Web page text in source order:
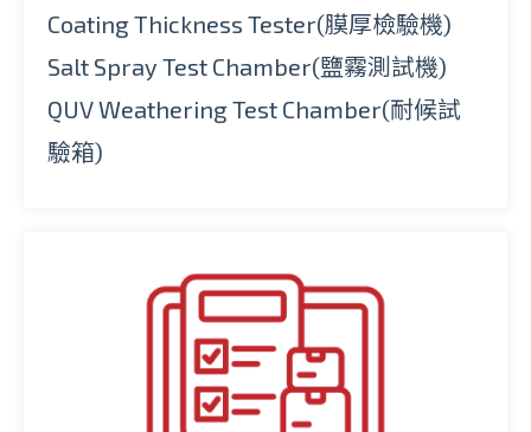
Coating Thickness Tester(膜厚檢驗機)
Salt Spray Test Chamber(鹽霧測試機)
QUV Weathering Test Chamber(耐候試
驗箱)